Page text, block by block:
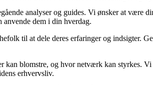
analyser og guides. Vi ønsker at være
anvende dem i din hverdag.
til at dele deres erfaringer og indsigter.
blomstre, og hvor netværk kan styrkes.
erhvervsliv.